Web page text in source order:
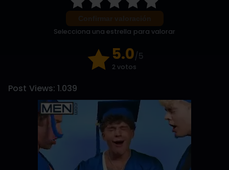
Selecciona una estrella para valorar
5.0/5
2 votos
Post Views: 1.039